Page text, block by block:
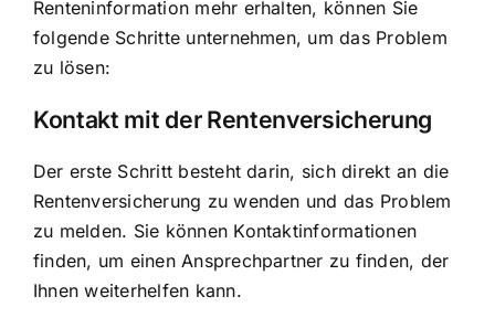
Renteninformation mehr erhalten, können Sie
folgende Schritte unternehmen, um das Problem
zu lösen:
Kontakt mit der Rentenversicherung
Der erste Schritt besteht darin, sich direkt an die
Rentenversicherung zu wenden und das Problem
zu melden. Sie können Kontaktinformationen
finden, um einen Ansprechpartner zu finden, der
Ihnen weiterhelfen kann.